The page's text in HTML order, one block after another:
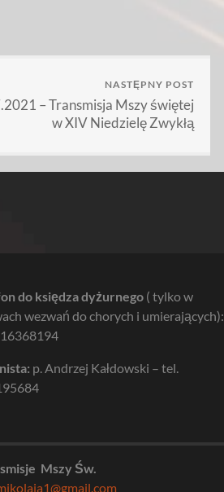
NASTĘPNY POST
– Transmisja Mszy świętej
w XIV Niedzielę Zwykłą
do księdza dyżurnego ( tylko w
wezwań do chorych i umierających):
p. Andrzej Kałdowski – tel.
Mszy Św.